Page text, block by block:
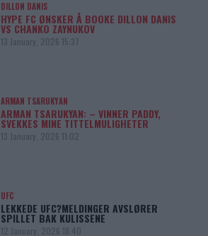
DILLON DANIS
HYPE FC ØNSKER Å BOOKE DILLON DANIS
VS CHANKO ZAYNUKOV
13 January, 2026 15:37
ARMAN TSARUKYAN
ARMAN TSARUKYAN: – VINNER PADDY,
SVEKKES MINE TITTELMULIGHETER
13 January, 2026 11:02
UFC
LEKKEDE UFC?MELDINGER AVSLØRER
SPILLET BAK KULISSENE
12 January, 2026 18:40